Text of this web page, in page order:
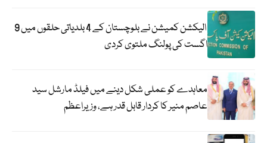
الیکشن کمیشن نے بلوچستان کے 4 بلدیاتی حلقوں میں 9
اگست کی پولنگ ملتوی کردی
معاہدے کو عملی شکل دینے میں فیلڈ مارشل سید
عاصم منیر کا کردار قابل قدر ہے، وزیراعظم